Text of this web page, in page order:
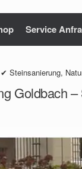
Service
Steinsanierung,
Goldbach